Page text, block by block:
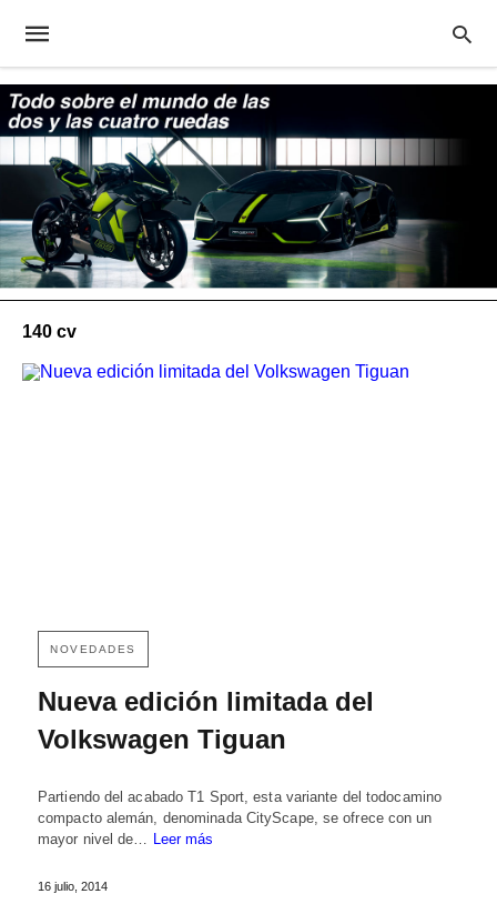
140 cv
NOVEDADES
Nueva edición limitada del
Volkswagen Tiguan
Partiendo del acabado T1 Sport, esta variante del todocamino
compacto alemán, denominada CityScape, se ofrece con un
mayor nivel de… Leer más
16 julio, 2014